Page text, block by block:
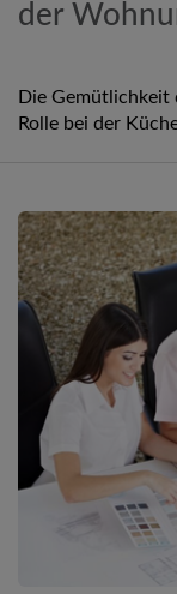
der
Die Gemütlichkeit
Rolle bei der